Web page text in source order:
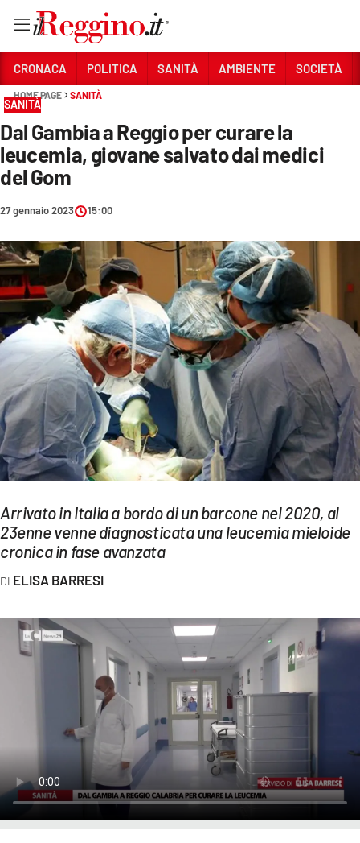
Sezioni
CRONACA
POLITICA
SANITÀ
AMBIENTE
SOCIETÀ
CULTURA
ECONOMIA E LAVORO
EVENTI
SPORT
Streaming
LAC NETWORK
LAC ONAIR
Network
LACPLAY.IT
LACONAIR.IT
ILREGGINO.IT
COSENZACHANNEL.IT
CRONACA POLITICA SANITÀ AMBIENTE SOCIETÀ
HOME PAGE SANITÀ
SANITÀ
Dal Gambia a Reggio per curare la
leucemia, giovane salvato dai medici
del Gom
27 gennaio 2023 15:00
Arrivato in Italia a bordo di un barcone nel 2020, al
23enne venne diagnosticata una leucemia mieloide
cronica in fase avanzata
ELISA BARRESI